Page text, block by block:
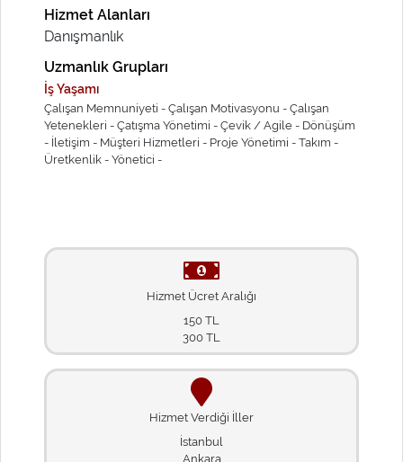
Hizmet Alanları
Danışmanlık
Uzmanlık Grupları
İş Yaşamı
Çalışan Memnuniyeti - Çalışan Motivasyonu - Çalışan
Yetenekleri - Çatışma Yönetimi - Çevik / Agile - Dönüşüm
- İletişim - Müşteri Hizmetleri - Proje Yönetimi - Takım -
Üretkenlik - Yönetici -
Hizmet Ücret Aralığı
150 TL
300 TL
Hizmet Verdiği İller
İstanbul
Ankara